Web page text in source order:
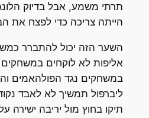
תרתי משמע, אבל בדיוק
הייתה צריכה כדי לפצח את
השער הזה יכול להתברר
אליפות לא לוקחים
במשחקים נגד הפולהאמים
ליברפול תמשיך לא לאבד
תיקו בחוץ מול יריבה ישירה